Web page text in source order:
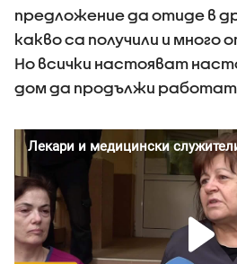
предложение да отиде в
какво са получили и много
Но всички настояват
дом да продължи